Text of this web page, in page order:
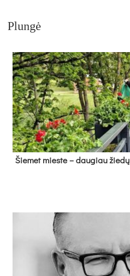
Plungė
Šie­met mies­te – dau­giau žie­dų